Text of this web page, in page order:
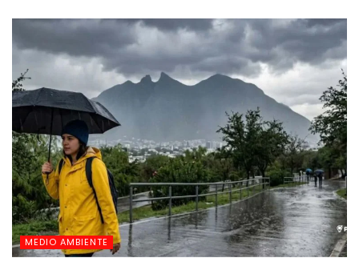
MEDIO AMBIENTE